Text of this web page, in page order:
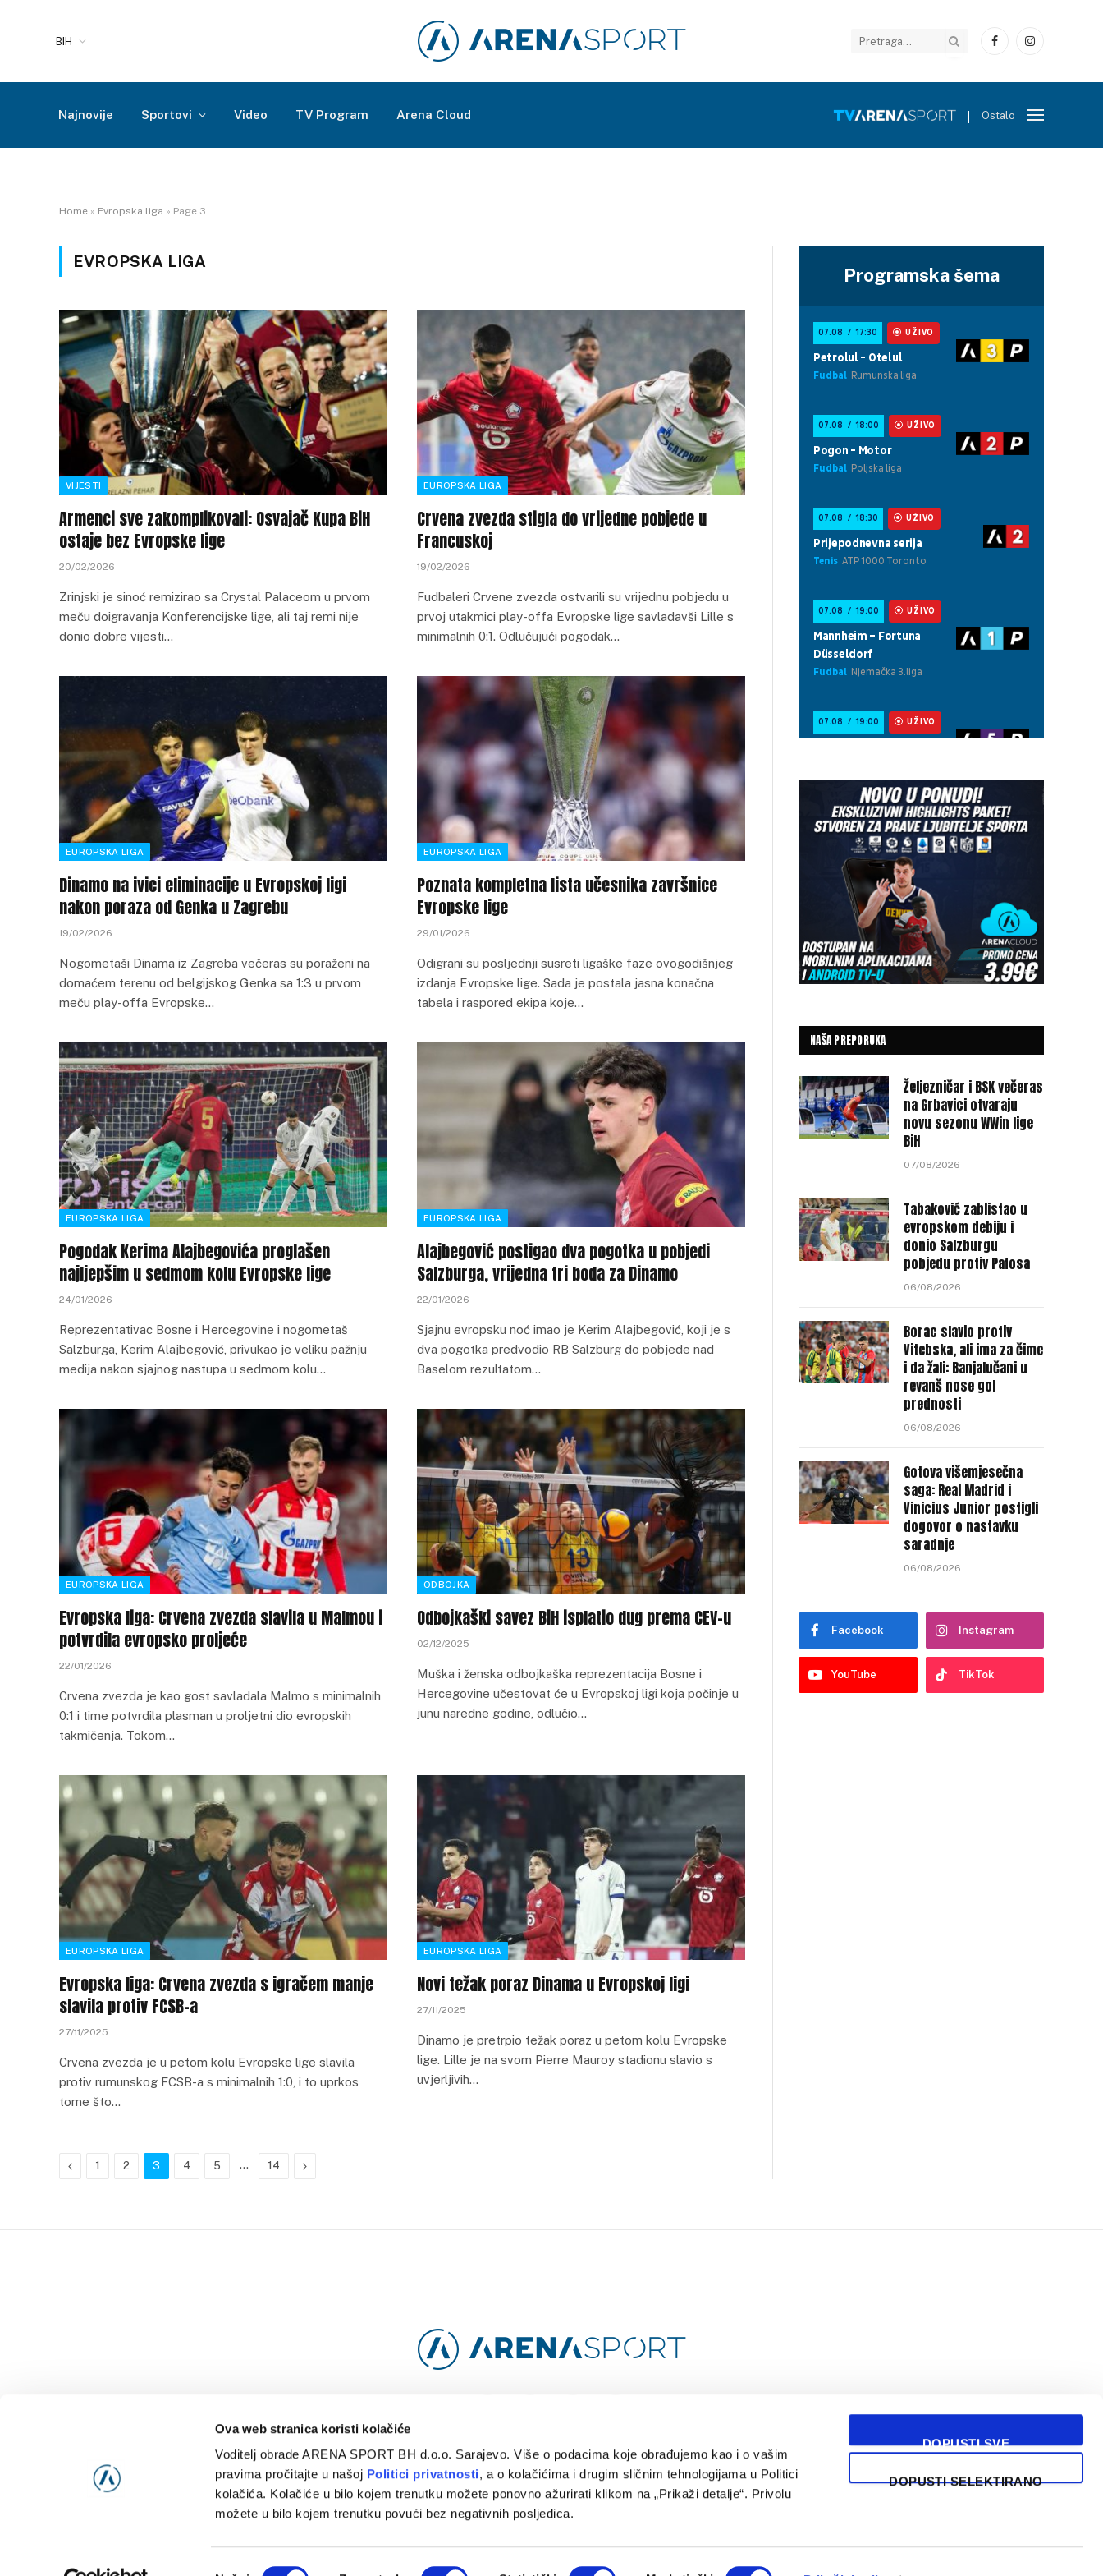
Ova web stranica koristi kolačiće
Voditelj obrade ARENA SPORT BH d.o.o. Sarajevo. Više o podacima koje obrađujemo kao i o vašim
pravima pročitajte u našoj Politici privatnosti, a o kolačićima i drugim sličnim tehnologijama u Politici
kolačića. Kolačiće u bilo kojem trenutku možete ponovno ažurirati klikom na „Prikaži detalje“. Privolu
možete u bilo kojem trenutku povući bez negativnih posljedica.
DOPUSTI SVE
DOPUSTI SELEKTIRANO
BIH
FacebookInstagram
Najnovije Sportovi Video TV Program Arena Cloud Ostalo
Home » Evropska liga » Page 3
EVROPSKA LIGA
VIJESTI
Armenci sve zakomplikovali: Osvajač Kupa BiH
ostaje bez Evropske lige
20/02/2026
Zrinjski je sinoć remizirao sa Crystal Palaceom u prvom
meču doigravanja Konferencijske lige, ali taj remi nije
donio dobre vijesti…
EUROPSKA LIGA
Crvena zvezda stigla do vrijedne pobjede u
Francuskoj
19/02/2026
Fudbaleri Crvene zvezda ostvarili su vrijednu pobjedu u
prvoj utakmici play-offa Evropske lige savladavši Lille s
minimalnih 0:1. Odlučujući pogodak…
EUROPSKA LIGA
Dinamo na ivici eliminacije u Evropskoj ligi
nakon poraza od Genka u Zagrebu
19/02/2026
Nogometaši Dinama iz Zagreba večeras su poraženi na
domaćem terenu od belgijskog Genka sa 1:3 u prvom
meču play-offa Evropske…
EUROPSKA LIGA
Poznata kompletna lista učesnika završnice
Evropske lige
29/01/2026
Odigrani su posljednji susreti ligaške faze ovogodišnjeg
izdanja Evropske lige. Sada je postala jasna konačna
tabela i raspored ekipa koje…
EUROPSKA LIGA
Pogodak Kerima Alajbegovića proglašen
najljepšim u sedmom kolu Evropske lige
24/01/2026
Reprezentativac Bosne i Hercegovine i nogometaš
Salzburga, Kerim Alajbegović, privukao je veliku pažnju
medija nakon sjajnog nastupa u sedmom kolu…
EUROPSKA LIGA
Alajbegović postigao dva pogotka u pobjedi
Salzburga, vrijedna tri boda za Dinamo
22/01/2026
Sjajnu evropsku noć imao je Kerim Alajbegović, koji je s
dva pogotka predvodio RB Salzburg do pobjede nad
Baselom rezultatom…
EUROPSKA LIGA
Evropska liga: Crvena zvezda slavila u Malmou i
potvrdila evropsko proljeće
22/01/2026
Crvena zvezda je kao gost savladala Malmo s minimalnih
0:1 i time potvrdila plasman u proljetni dio evropskih
takmičenja. Tokom…
ODBOJKA
Odbojkaški savez BiH isplatio dug prema CEV-u
02/12/2025
Muška i ženska odbojkaška reprezentacija Bosne i
Hercegovine učestovat će u Evropskoj ligi koja počinje u
junu naredne godine, odlučio…
EUROPSKA LIGA
Evropska liga: Crvena zvezda s igračem manje
slavila protiv FCSB-a
27/11/2025
Crvena zvezda je u petom kolu Evropske lige slavila
protiv rumunskog FCSB-a s minimalnih 1:0, i to uprkos
tome što…
EUROPSKA LIGA
Novi težak poraz Dinama u Evropskoj ligi
27/11/2025
Dinamo je pretrpio težak poraz u petom kolu Evropske
lige. Lille je na svom Pierre Mauroy stadionu slavio s
uvjerljivih…
Previous
1 2 3 4 5 … 14 Next
Programska šema
NAŠA PREPORUKA
Željezničar i BSK večeras
na Grbavici otvaraju
novu sezonu WWin lige
BiH
07/08/2026
Tabaković zablistao u
evropskom debiju i
donio Salzburgu
pobjedu protiv Pafosa
06/08/2026
Borac slavio protiv
Vitebska, ali ima za čime
i da žali: Banjalučani u
revanš nose gol
prednosti
06/08/2026
Gotova višemjesečna
saga: Real Madrid i
Vinicius Junior postigli
dogovor o nastavku
saradnje
06/08/2026
Facebook Instagram
YouTube TikTok
NAJNOVIJE POLITIKA PRIVATNOSTI
© 2024 Arena Sport. Designed by